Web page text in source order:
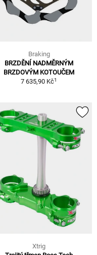
Braking
BRZDĚNÍ NADMĚRNÝM
BRZDOVÝM KOTOUČEM
7 635,90 Kč1
Xtrig